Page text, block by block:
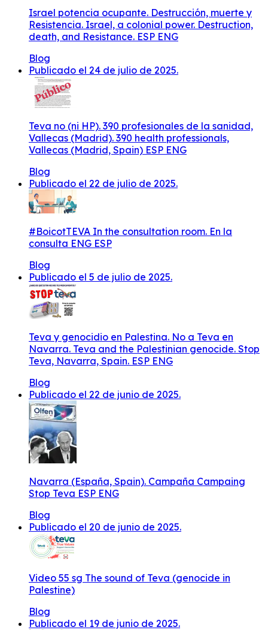
Israel potencia ocupante. Destrucción, muerte y
Resistencia. Israel, a colonial power. Destruction,
death, and Resistance. ESP ENG
Blog
Publicado el 24 de julio de 2025.
Teva no (ni HP). 390 profesionales de la sanidad,
Vallecas (Madrid). 390 health professionals,
Vallecas (Madrid, Spain) ESP ENG
Blog
Publicado el 22 de julio de 2025.
#BoicotTEVA In the consultation room. En la
consulta ENG ESP
Blog
Publicado el 5 de julio de 2025.
Teva y genocidio en Palestina. No a Teva en
Navarra. Teva and the Palestinian genocide. Stop
Teva, Navarra, Spain. ESP ENG
Blog
Publicado el 22 de junio de 2025.
Navarra (España, Spain). Campaña Campaing
Stop Teva ESP ENG
Blog
Publicado el 20 de junio de 2025.
Video 55 sg The sound of Teva (genocide in
Palestine)
Blog
Publicado el 19 de junio de 2025.